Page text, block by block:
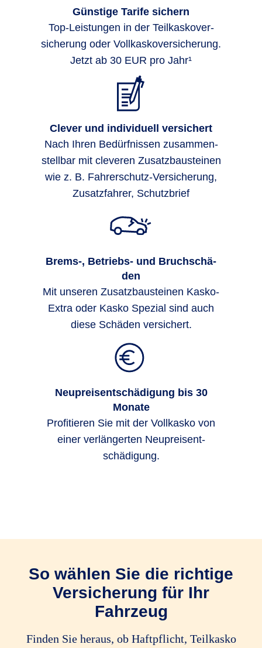
Günstige Tarife sichern
Top-Leis­tungen in der Teil­kasko­ver­
siche­rung oder Voll­kasko­ver­siche­rung.
Jetzt ab 30 EUR pro Jahr¹
Clever und individuell versichert
Nach Ihren Bedürf­nissen zu­sammen­
stell­bar mit cleveren Zusatz­bau­stei­nen
wie z. B. Fahrer­schutz-Ver­siche­rung,
Zusatz­fahrer, Schutz­brief
Brems-, Be­triebs- und Bruch­schä­
den
Mit unseren Zusatzbausteinen Kasko-
Extra oder Kasko Spezial sind auch
diese Schäden versichert.
Neupreisentschädigung bis 30
Monate
Profi­tieren Sie mit der Voll­kasko von
einer ver­länger­ten Neu­preis­ent­
schädigung.
So wählen Sie die richtige
Versicherung für Ihr
Fahrzeug
Finden Sie heraus, ob Haftpflicht, Teilkasko